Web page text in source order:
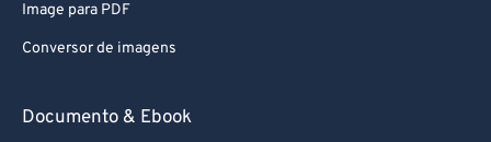
Image para PDF
Conversor de imagens
Documento & Ebook